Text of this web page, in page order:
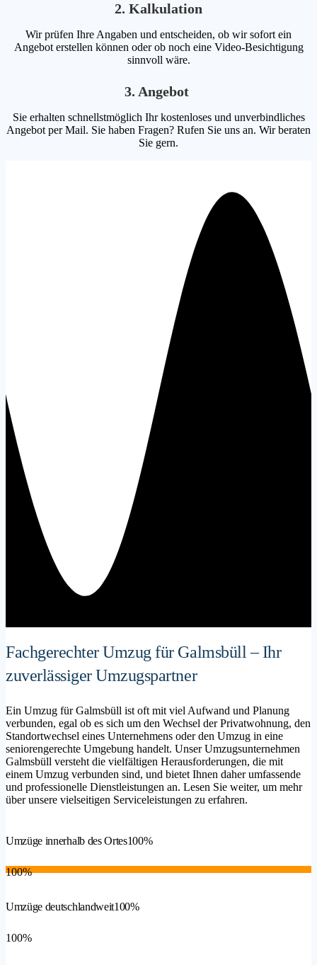
2. Kalkulation
Wir prüfen Ihre Angaben und entscheiden, ob wir sofort ein
Angebot erstellen können oder ob noch eine Video-Besichtigung
sinnvoll wäre.
3. Angebot
Sie erhalten schnellstmöglich Ihr kostenloses und unverbindliches
Angebot per Mail. Sie haben Fragen? Rufen Sie uns an. Wir beraten
Sie gern.
Fachgerechter Umzug für Galmsbüll – Ihr
zuverlässiger Umzugspartner
Ein Umzug für Galmsbüll ist oft mit viel Aufwand und Planung
verbunden, egal ob es sich um den Wechsel der Privatwohnung, den
Standortwechsel eines Unternehmens oder den Umzug in eine
seniorengerechte Umgebung handelt. Unser Umzugsunternehmen
Galmsbüll versteht die vielfältigen Herausforderungen, die mit
einem Umzug verbunden sind, und bietet Ihnen daher umfassende
und professionelle Dienstleistungen an. Lesen Sie weiter, um mehr
über unsere vielseitigen Serviceleistungen zu erfahren.
Umzüge innerhalb des Ortes100%
100%
Umzüge deutschlandweit100%
100%